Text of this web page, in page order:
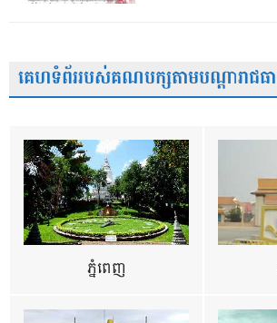
គេហទំព័ររបស់គណបក្សតាមបណ្តារាជធា
ភ្នំពេញ